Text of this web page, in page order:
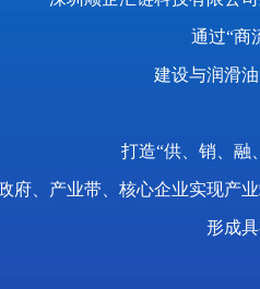
通过“商
建设与润滑
打造“供、销、融
府、产业带、核心企业实现产
形成